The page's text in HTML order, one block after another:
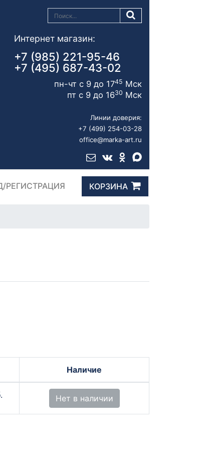
Интернет магазин:
+7 (985) 221-95-46
+7 (495) 687-43-02
пн-чт с 9 до 1745 Мск
пт с 9 до 1630 Мск
Линии доверия:
+7 (499) 254-03-28
office@marka-art.ru
РЕГИСТРАЦИЯ КОРЗИНА
Наличие
Нет в наличии